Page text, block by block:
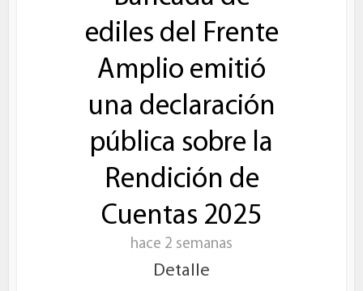
ediles del Frente
Amplio emitió
una declaración
pública sobre la
Rendición de
Cuentas 2025
hace 2 semanas
Detalle